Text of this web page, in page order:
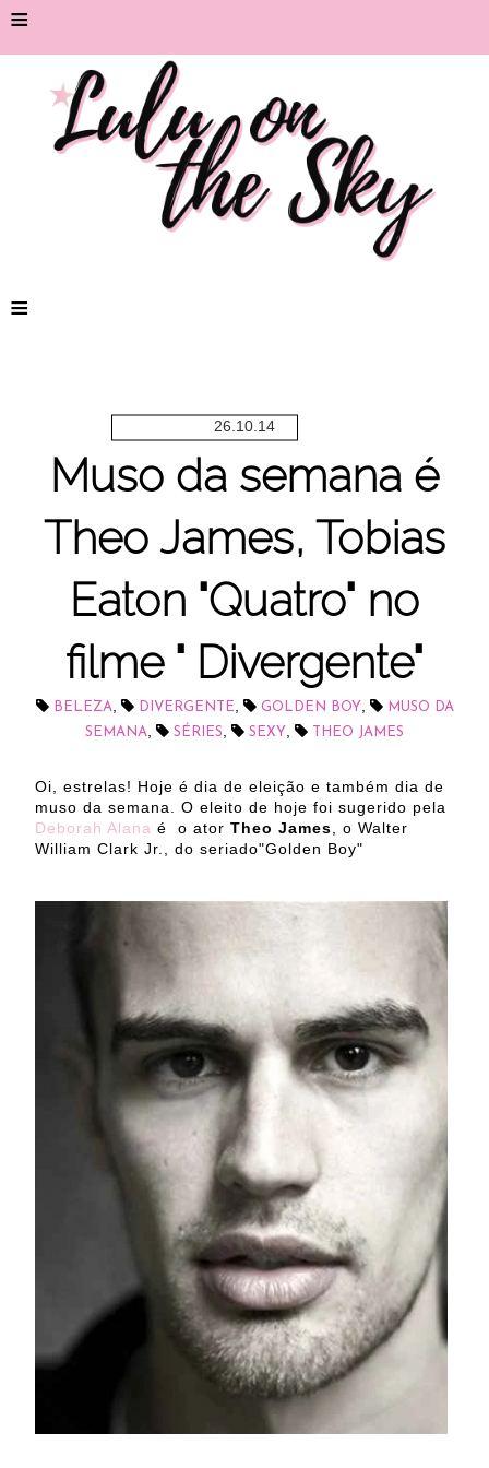
≡
≡
26.10.14
Muso da semana é
Theo James, Tobias
Eaton "Quatro" no
filme " Divergente"
BELEZA, DIVERGENTE, GOLDEN BOY,
MUSO DA
SEMANA, SÉRIES, SEXY, THEO JAMES
Oi, estrelas! Hoje é dia de eleição e também dia de
muso da semana. O eleito de hoje foi sugerido pela
Deborah Alana é o ator Theo James, o Walter
William Clark Jr., do seriado"Golden Boy"